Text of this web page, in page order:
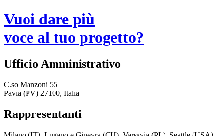
Vuoi dare più
voce al tuo progetto?
Ufficio Amministrativo
C.so Manzoni 55
Pavia (PV) 27100, Italia
Rappresentanti